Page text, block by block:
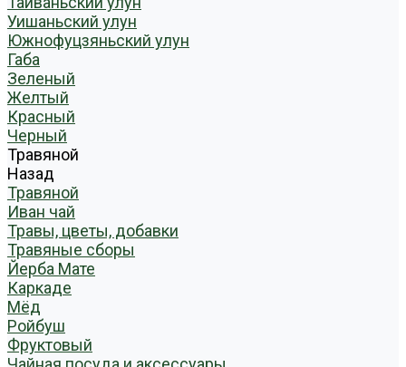
Уишаньский улун
Южнофуцзяньский улун
Габа
Зеленый
Желтый
Красный
Черный
Травяной
Назад
Травяной
Иван чай
Травы, цветы, добавки
Травяные сборы
Йерба Мате
Каркаде
Мёд
Ройбуш
Фруктовый